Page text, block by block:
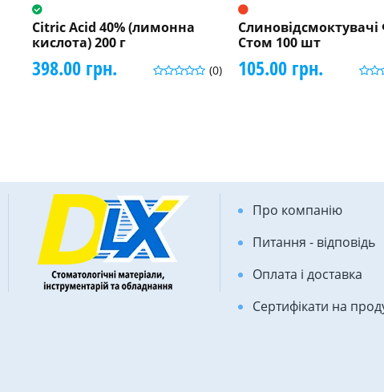
Citric Acid 40% (лимонна
кислота) 200 г
(0)
398.00 грн.
Стом 100 шт
105.00 грн.
Про компанію
Питання - відповідь
Оплата і доставка
Сертифікати на